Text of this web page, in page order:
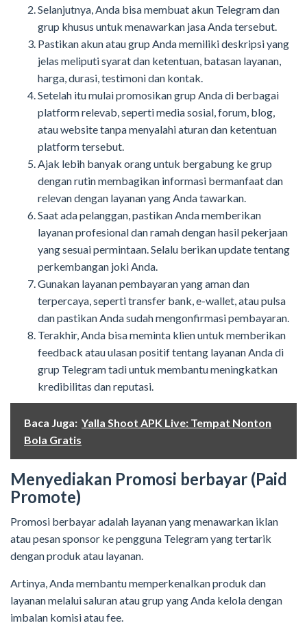
Selanjutnya, Anda bisa membuat akun Telegram dan
grup khusus untuk menawarkan jasa Anda tersebut.
Pastikan akun atau grup Anda memiliki deskripsi yang
jelas meliputi syarat dan ketentuan, batasan layanan,
harga, durasi, testimoni dan kontak.
Setelah itu mulai promosikan grup Anda di berbagai
platform relevab, seperti media sosial, forum, blog,
atau website tanpa menyalahi aturan dan ketentuan
platform tersebut.
Ajak lebih banyak orang untuk bergabung ke grup
dengan rutin membagikan informasi bermanfaat dan
relevan dengan layanan yang Anda tawarkan.
Saat ada pelanggan, pastikan Anda memberikan
layanan profesional dan ramah dengan hasil pekerjaan
yang sesuai permintaan. Selalu berikan update tentang
perkembangan joki Anda.
Gunakan layanan pembayaran yang aman dan
terpercaya, seperti transfer bank, e-wallet, atau pulsa
dan pastikan Anda sudah mengonfirmasi pembayaran.
Terakhir, Anda bisa meminta klien untuk memberikan
feedback atau ulasan positif tentang layanan Anda di
grup Telegram tadi untuk membantu meningkatkan
kredibilitas dan reputasi.
Baca Juga: Yalla Shoot APK Live: Tempat Nonton
Bola Gratis
Menyediakan Promosi berbayar (Paid
Promote)
Promosi berbayar adalah layanan yang menawarkan iklan
atau pesan sponsor ke pengguna Telegram yang tertarik
dengan produk atau layanan.
Artinya, Anda membantu memperkenalkan produk dan
layanan melalui saluran atau grup yang Anda kelola dengan
imbalan komisi atau fee.